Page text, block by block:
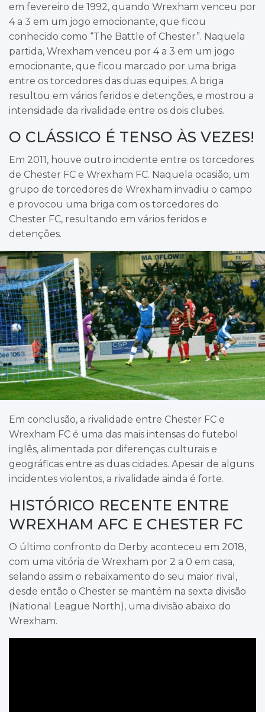
em fevereiro de 1992, quando Wrexham venceu por
4 a 3 em um jogo emocionante, que ficou
conhecido como “The Battle of Chester”. Naquela
partida, Wrexham venceu por 4 a 3 em um jogo
emocionante, que ficou marcado por uma briga
entre os torcedores das duas equipes. A briga
resultou em vários feridos e detenções, e mostrou a
intensidade da rivalidade entre os dois clubes.
O CLÁSSICO É TENSO ÀS VEZES!
Em 2011, houve outro incidente entre os torcedores
de Chester FC e Wrexham FC. Naquela ocasião, um
grupo de torcedores de Wrexham invadiu o campo
e provocou uma briga com os torcedores do
Chester FC, resultando em vários feridos e
detenções.
Em conclusão, a rivalidade entre Chester FC e
Wrexham FC é uma das mais intensas do futebol
inglês, alimentada por diferenças culturais e
geográficas entre as duas cidades. Apesar de alguns
incidentes violentos, a rivalidade ainda é forte.
HISTÓRICO RECENTE ENTRE
WREXHAM AFC E CHESTER FC
O último confronto do Derby aconteceu em 2018,
com uma vitória de Wrexham por 2 a 0 em casa,
selando assim o rebaixamento do seu maior rival,
desde então o Chester se mantém na sexta divisão
(National League North), uma divisão abaixo do
Wrexham.